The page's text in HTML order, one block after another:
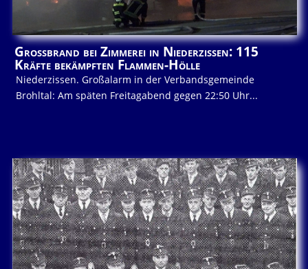
Großbrand bei Zimmerei in Niederzissen: 115
Kräfte bekämpften Flammen-Hölle
Niederzissen. Großalarm in der Verbandsgemeinde
Brohltal: Am späten Freitagabend gegen 22:50 Uhr...